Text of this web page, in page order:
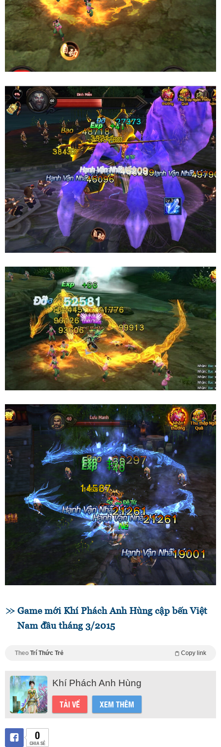
Game mới Khí Phách Anh Hùng cập bến Việt
Nam đầu tháng 3/2015
Theo Trí Thức Trẻ Copy link
Khí Phách Anh Hùng
TẢI VỀ XEM THÊM
0
CHIA SẺ